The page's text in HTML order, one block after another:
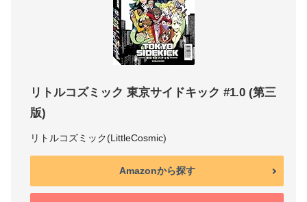
リトルコズミック 東京サイドキック #1.0 (第三
版)
リトルコズミック(LittleCosmic)
Amazonから探す